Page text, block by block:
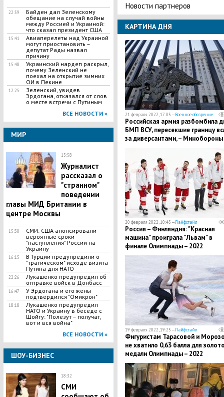
22:59
Байден дал Зеленскому
обещание на случай войны
между Россией и Украиной:
что сказал президент США
15:41
Авиаперелеты над Украиной
могут приостановить –
депутат Рады назвал
причину
15:48
Украинский нардеп раскрыл,
почему Зеленский не
поехал на открытие зимних
ОИ в Пекине
12:25
Зеленский, увидев
Эрдогана, отказался от слов
о месте встречи с Путиным
ВСЕ НОВОСТИ »
МИР
15:58
Журналист
рассказал о
"странном"
поведении
главы МИД Британии в
центре Москвы
15:30
СМИ: США анонсировали
вероятные сроки
"наступления" России на
Украину
16:15
В Турции предупредили о
"трагическом" исходе визита
Путина для НАТО
22:26
Лукашенко предупредил об
отправке войск в Донбасс
16:47
У Эрдогана и его жены
подтвердился "Омикрон"
18:18
Лукашенко предупредил
НАТО и Украину в беседе с
Шойгу: "Полезут – получат,
вот и вся война"
ВСЕ НОВОСТИ »
ШОУ-БИЗНЕС
18:32
СМИ
Новости партнеров
КАРТИНА ДНЯ
21 февраля 2022, 17:05 —Военное обозрение
Российская армия разбомбила
БМП ВСУ, пересекшие границу
за диверсантами, – Минобороны
20 февраля 2022, 10:45 —Лайфстайл
Россия – Финляндия: "Красная
машина" проиграла "Львам" в
финале Олимпиады – 2022
19 февраля 2022, 19:25 —Лайфстайл
Фигуристам Тарасовой и
не хватило 0,63 балла для
медали Олимпиады – 2022